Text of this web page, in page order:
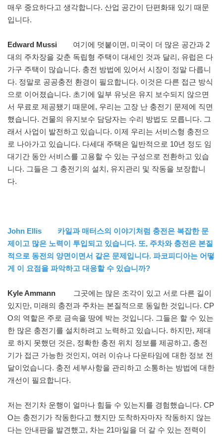
매우 중요하다고 생각합니다. 산업 공간이 단편화돼 있기 때문
입니다.
Edward Mussi
여기에 덧붙이면, 미국이 더 많은 공간과 2
대의 주차장을 갖춘 독립형 주택이 대세인 것과 달리, 유럽은 다
가구 주택이 많습니다. 충전 방법에 있어서 시장이 정말 다릅니
다. 정말로 공공충전 환경이 필요합니다. 이것은 다른 접근 방식
으로 이어졌습니다. 초기에 일부 유닛은 유지 보수되지 않으면
서 무료로 제공됐기 때문에, 우리는 고장 난 충전기 문제에 직면
했습니다. 건물의 유지보수 담당자는 수리 방법도 모릅니다. 그
래서 사업이 발전하고 있습니다. 이제 우리는 서비스형 충전으
로 나아가고 있습니다. 다세대 주택은 일반적으로 10년 정도 임
대기간 동안 서비스를 고용할 수 있는 구성으로 전환하고 있습
니다. 그들은 그 충전기의 설치, 유지관리 및 작동을 보장합니
다.
John Ellis 카일과 매터스의 이야기처럼 충전은 복잡한 문
제이고 많은 노력이 투입되고 있습니다. 또, 주차와 충전은 본질
적으로 동전의 양면이면서 같은 문제입니다. 파코피디아는 어떻
게 이 요점을 파악하고 대응할 수 있습니까?
Kyle Ammann
그곳에는 많은 조각이 있고 서로 다른 길이
있지만, 미래의 충전과 주차는 본질적으로 동일한 것입니다. CP
O의 역할은 주로 금속을 땅에 박는 것입니다. 그들은 할 수 있는
한 많은 충전기를 설치하려고 노력하고 있습니다. 하지만, 제대
로 하지 못했던 것은, 정확한 충전 위치 정보를 제공하고, 충전
기가 접근 가능한 것인지, 여러 이슈나 다운타임에 대한 정보 전
달이었습니다. 충전 세부사항을 관리하고 소통하는 방법에 대한
개선이 필요합니다.
저는 전기차 운행이 얼마나 힘들 수 있는지를 경험했습니다. CP
O는 충전기가 작동한다고 했지만 도착하자마자 작동하지 않는
다는 안내판을 발견했고, 차는 21마일을 더 갈 수 있는 전력이